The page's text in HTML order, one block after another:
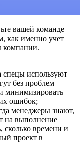
вашей команде
как именно учет
компании.
спецы используют
без проблем
минимизировать
ошибок;
менеджеры знают,
на выполнение
сколько времени и
проект в